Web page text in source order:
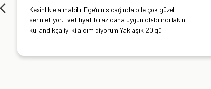
Kesinlikle alınabilir Ege’nin sıcağında bile çok güzel
serinletiyor.Evet fiyat biraz daha uygun olabilirdi lakin
kullandıkça iyi ki aldım diyorum.Yaklaşık 20 gü